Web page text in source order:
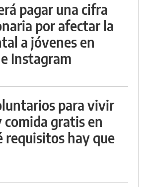
pagar una cifra
por afectar la
a jóvenes en
Instagram
para vivir
comida gratis en
requisitos hay que